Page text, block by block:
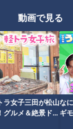
動画で見る
ラ女子三田が松山
グルメ＆絶景ドラ
な
ギ
ゲ
と
点
13:25
プラスチッ
本生まれ～
賭けた100
ニュー
東西南